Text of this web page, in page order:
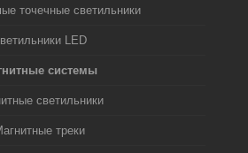
точечные светильники
LED
системы
светильники
треки